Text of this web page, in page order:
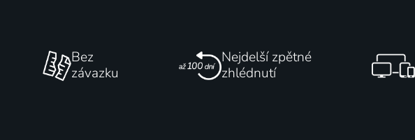
Bez
závazku
Nejdelší zpětné
zhlédnutí